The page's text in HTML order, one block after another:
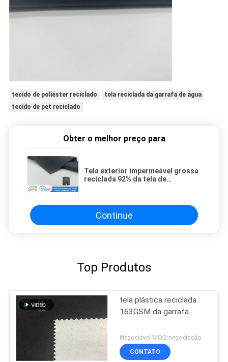
tecido de poliéster reciclado
tela reciclada da garrafa de água
tecido de pet reciclado
Obter o melhor preço para
Tela exterior impermeável grossa
reciclada 92% da tela de
poliéster 8% 4
Continue
Top Produtos
tela plástica reciclada
163GSM da garrafa
Negociável MOQ:negociação
CONTATO